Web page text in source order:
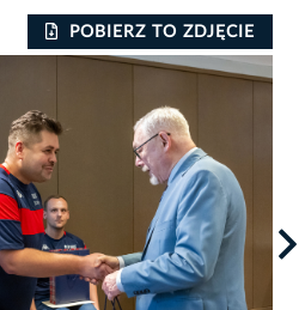
POBIERZ TO ZDJĘCIE